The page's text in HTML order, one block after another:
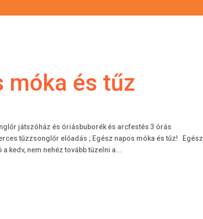
móka és tűz
játszóház és óriásbuborék és arcfestés 3 órás
tűzzsonglőr előadás ; Egész napos móka és tűz! Egész
kedv, nem nehéz tovább tüzelni a...